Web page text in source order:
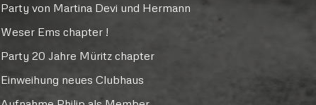
Party von Martina Devi und Hermann
Weser Ems chapter !
Party 20 Jahre Müritz chapter
Einweihung neues Clubhaus